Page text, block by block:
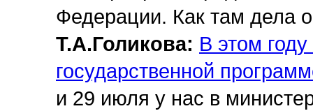
Федерации. Как там дела
Т.А.Голикова: В этом
государственной
и 29 июля у нас в